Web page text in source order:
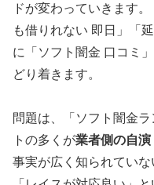
ドが変わっていきます
も借りれない 即日」「
に「ソフト闇金 口コミ
どり着きます。
問題は、「ソフト闇金
トの多くが業者側の自
事実が広く知られていな